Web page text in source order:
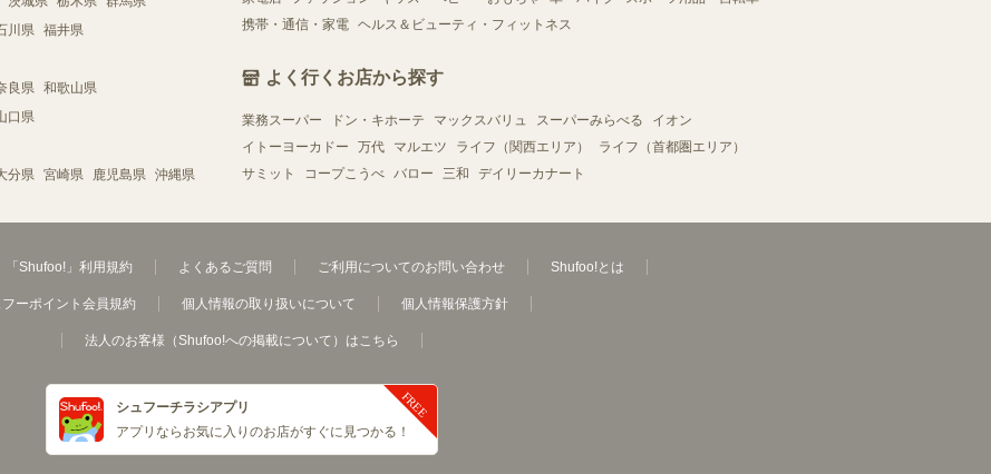
川県 福井県
良県 和歌山県
口県
分県 宮崎県 鹿児島県 沖縄県
携帯・通信・家電 ヘルス＆ビューティ・フィットネス
よく行くお店から探す
業務スーパー ドン・キホーテ マックスバリュ スーパーみらべる
イオン
イトーヨーカドー
万代 マルエツ ライフ（関西エリア）
ライフ（首都圏エリア）
サミット
コープこうべ バロー 三和 デイリーカナート
「Shufoo!」利用規約 よくあるご質問 ご利用についてのお問い合わせ Shufoo!とは
フーポイント会員規約 個人情報の取り扱いについて 個人情報保護方針
法人のお客様（Shufoo!への掲載について）はこちら
シュフーチラシアプリ
アプリならお気に入りのお店がすぐに見つかる！